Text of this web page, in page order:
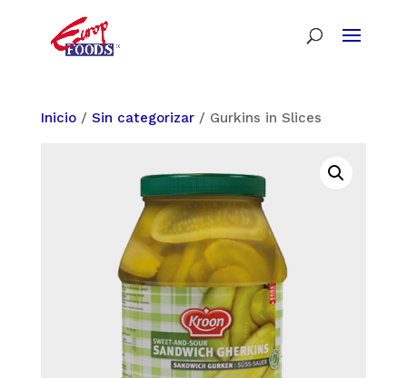
Inicio/ Sin categorizar/ Gurkins in Slices